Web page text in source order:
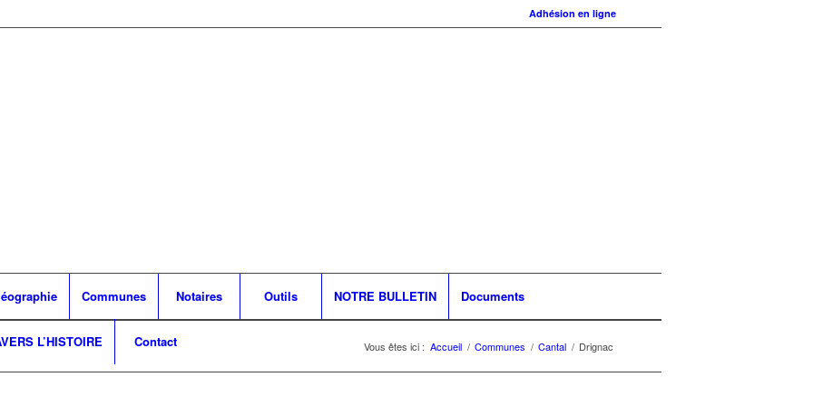
Adhésion en ligne
Communes Notaires Outils NOTRE BULLETIN Documents
L’HISTOIRE Contact Vous êtes ici : Accueil / Communes / Cantal / Drignac